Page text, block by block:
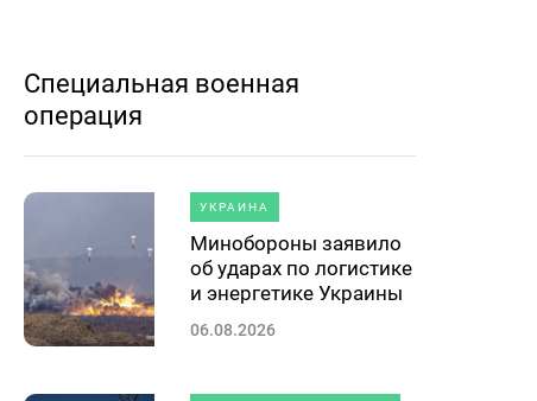
Специальная военная
операция
УКРАИНА
Минобороны заявило
об ударах по логистике
и энергетике Украины
06.08.2026